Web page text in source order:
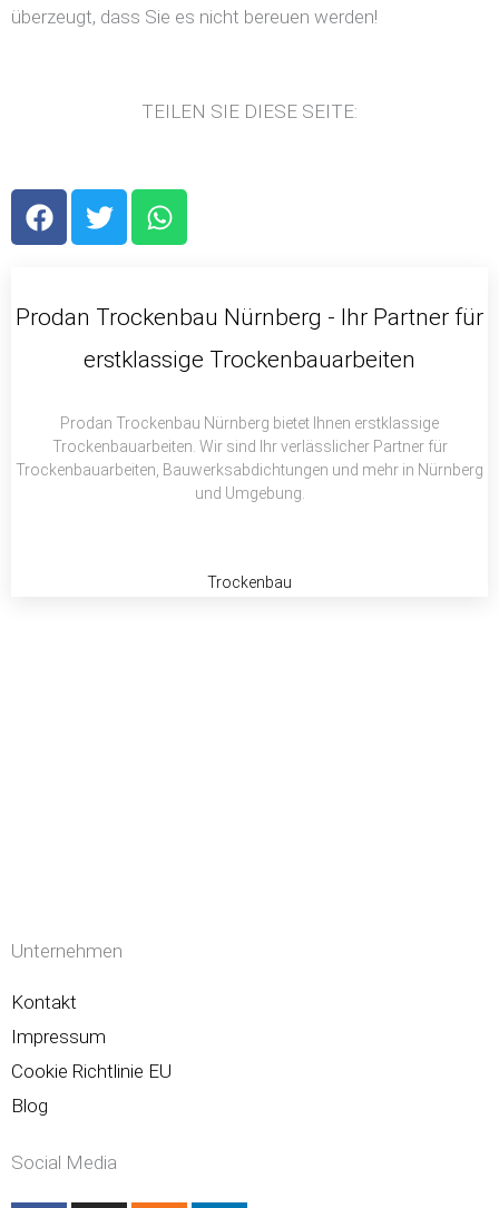
überzeugt, dass Sie es nicht bereuen werden!
TEILEN SIE DIESE SEITE:
F
a
b
T
w
t
r
W
h
s
p
Prodan Trockenbau Nürnberg - Ihr Partner für
erstklassige Trockenbauarbeiten
Prodan Trockenbau Nürnberg bietet Ihnen erstklassige
Trockenbauarbeiten. Wir sind Ihr verlässlicher Partner für
Trockenbauarbeiten, Bauwerksabdichtungen und mehr in Nürnberg
und Umgebung.
Trockenbau
Unternehmen
Kontakt
Impressum
Cookie Richtlinie EU
Blog
Social Media